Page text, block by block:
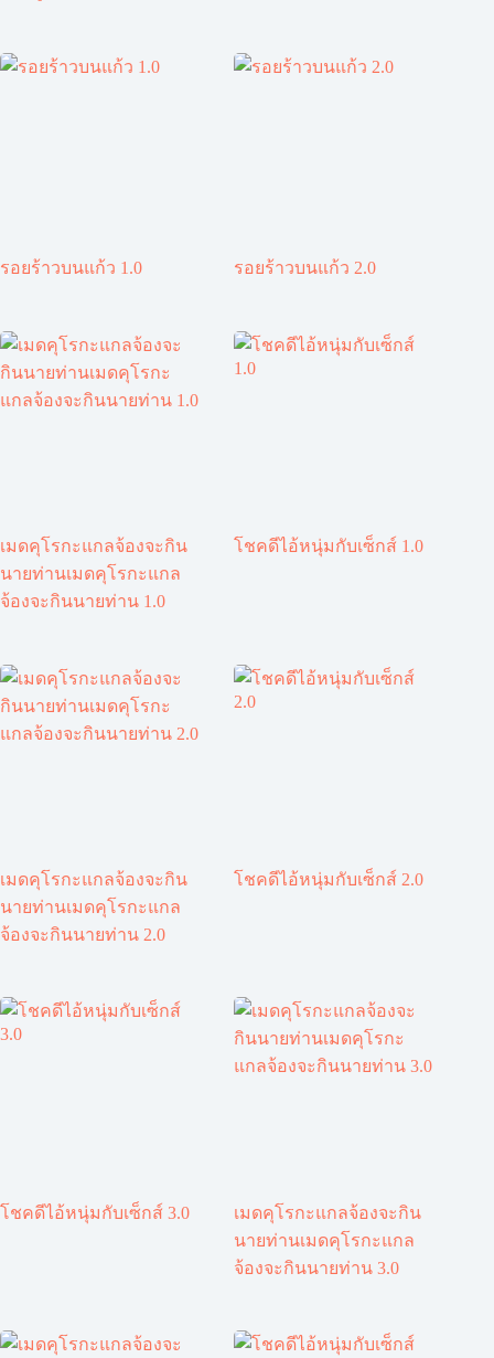
รอยร้าวบนแก้ว 1.0 รอยร้าวบนแก้ว 2.0
เมดคุโรกะแกลจ้องจะกิน
นายท่านเมดคุโรกะแกล
จ้องจะกินนายท่าน 1.0
โชคดีไอ้หนุ่มกับเซ็กส์ 1.0
เมดคุโรกะแกลจ้องจะกิน
นายท่านเมดคุโรกะแกล
จ้องจะกินนายท่าน 2.0
โชคดีไอ้หนุ่มกับเซ็กส์ 2.0
โชคดีไอ้หนุ่มกับเซ็กส์ 3.0
เมดคุโรกะแกลจ้องจะกิน
นายท่านเมดคุโรกะแกล
จ้องจะกินนายท่าน 3.0